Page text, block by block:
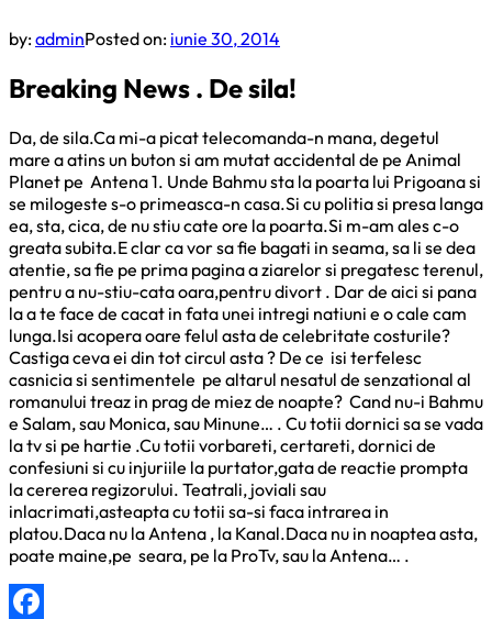
by:adminPosted on: iunie 30, 2014
Breaking News . De sila!
Da, de sila.Ca mi-a picat telecomanda-n mana, degetul
mare a atins un buton si am mutat accidental de pe Animal
Planet pe Antena 1. Unde Bahmu sta la poarta lui Prigoana si
se milogeste s-o primeasca-n casa.Si cu politia si presa langa
ea, sta, cica, de nu stiu cate ore la poarta.Si m-am ales c-o
greata subita.E clar ca vor sa fie bagati in seama, sa li se dea
atentie, sa fie pe prima pagina a ziarelor si pregatesc terenul,
pentru a nu-stiu-cata oara,pentru divort . Dar de aici si pana
la a te face de cacat in fata unei intregi natiuni e o cale cam
lunga.Isi acopera oare felul asta de celebritate costurile?
Castiga ceva ei din tot circul asta ? De ce isi terfelesc
casnicia si sentimentele pe altarul nesatul de senzational al
romanului treaz in prag de miez de noapte? Cand nu-i Bahmu
e Salam, sau Monica, sau Minune… . Cu totii dornici sa se vada
la tv si pe hartie .Cu totii vorbareti, certareti, dornici de
confesiuni si cu injuriile la purtator,gata de reactie prompta
la cererea regizorului. Teatrali, joviali sau
inlacrimati,asteapta cu totii sa-si faca intrarea in
platou.Daca nu la Antena , la Kanal.Daca nu in noaptea asta,
poate maine,pe seara, pe la ProTv, sau la Antena… .